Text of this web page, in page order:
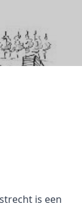
is een